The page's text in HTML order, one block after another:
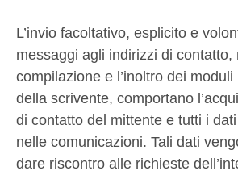
L’invio facoltativo, esplicito e
messaggi agli indirizzi di contatto,
compilazione e l’inoltro dei
della scrivente, comportano
di contatto del mittente e tutti i
nelle comunicazioni. Tali dati
dare riscontro alle richieste